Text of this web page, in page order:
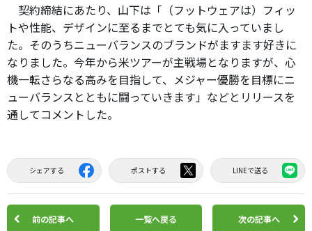
契約締結にあたり、山下は「（フットウェアは）フィッ
トや性能、デザインに至るまでとても気に入っていまし
た。そのうちニューバランスのブランドがますます好きに
なりました。今年から米ツアーが主戦場となりますが、心
機一転さらなる高みを目指して、メジャー優勝を目標にニ
ューバランスとともに闘っていきます」などとリリースを
通してコメントした。
シェアする ポストする LINEで送る
前の記事へ 一覧へ戻る 次の記事へ